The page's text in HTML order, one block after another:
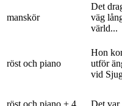
manskör
Det
väg
värld...
röst och piano
Hon
utför
vid
röst och piano + 4
Det var